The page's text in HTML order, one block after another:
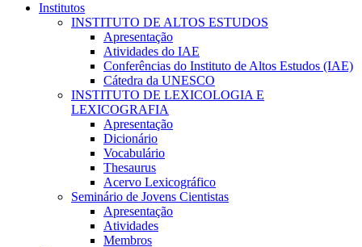
Institutos
INSTITUTO DE ALTOS ESTUDOS
Apresentação
Atividades do IAE
Conferências do Instituto de Altos Estudos (IAE)
Cátedra da UNESCO
INSTITUTO DE LEXICOLOGIA E
LEXICOGRAFIA
Apresentação
Dicionário
Vocabulário
Thesaurus
Acervo Lexicográfico
Seminário de Jovens Cientistas
Apresentação
Atividades
Membros